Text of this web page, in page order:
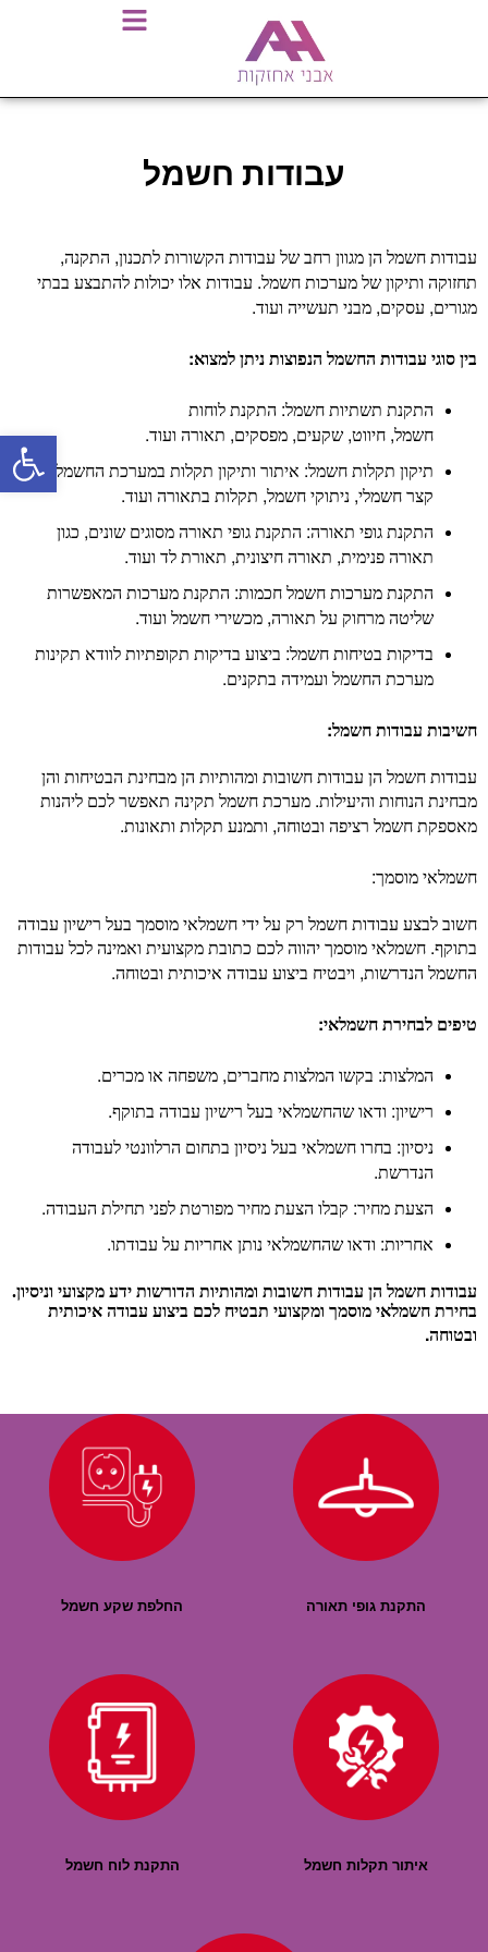
עבודות חשמל
עבודות חשמל הן מגוון רחב של עבודות הקשורות לתכנון, התקנה,
תחזוקה ותיקון של מערכות חשמל. עבודות אלו יכולות להתבצע בבתי
מגורים, עסקים, מבני תעשייה ועוד.
בין סוגי עבודות החשמל הנפוצות ניתן למצוא:
התקנת תשתיות חשמל: התקנת לוחות
חשמל, חיווט, שקעים, מפסקים, תאורה ועוד.
תיקון תקלות חשמל: איתור ותיקון תקלות במערכת החשמל
כגון
קצר חשמלי, ניתוקי חשמל, תקלות בתאורה ועוד.
התקנת גופי תאורה: התקנת גופי תאורה מסוגים שונים, כגון
תאורה פנימית, תאורה חיצונית, תאורת לד ועוד.
התקנת מערכות חשמל חכמות: התקנת מערכות המאפשרות
שליטה מרחוק על תאורה, מכשירי חשמל ועוד.
בדיקות בטיחות חשמל: ביצוע בדיקות תקופתיות לוודא תקינות
מערכת החשמל ועמידה בתקנים.
חשיבות עבודות חשמל:
עבודות חשמל הן עבודות חשובות ומהותיות הן מבחינת הבטיחות והן
מבחינת הנוחות והיעילות. מערכת חשמל תקינה תאפשר לכם ליהנות
מאספקת חשמל רציפה ובטוחה, ותמנע תקלות ותאונות.
חשמלאי מוסמך:
חשוב לבצע עבודות חשמל רק על ידי חשמלאי מוסמך בעל רישיון עבודה
בתוקף. חשמלאי מוסמך יהווה לכם כתובת מקצועית ואמינה לכל עבודות
החשמל הנדרשות, ויבטיח ביצוע עבודה איכותית ובטוחה.
טיפים לבחירת חשמלאי:
המלצות: בקשו המלצות מחברים, משפחה או מכרים.
רישיון: ודאו שהחשמלאי בעל רישיון עבודה בתוקף.
ניסיון: בחרו חשמלאי בעל ניסיון בתחום הרלוונטי לעבודה
הנדרשת.
הצעת מחיר: קבלו הצעת מחיר מפורטת לפני תחילת העבודה.
אחריות: ודאו שהחשמלאי נותן אחריות על עבודתו.
עבודות חשמל הן עבודות חשובות ומהותיות הדורשות ידע מקצועי וניסיון.
בחירת חשמלאי מוסמך ומקצועי תבטיח לכם ביצוע עבודה איכותית
ובטוחה.
התקנת גופי תאורה החלפת שקע חשמל
איתור תקלות חשמל התקנת לוח חשמל
פתח